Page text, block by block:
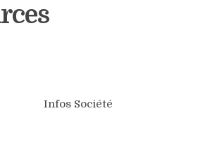
Infos Société